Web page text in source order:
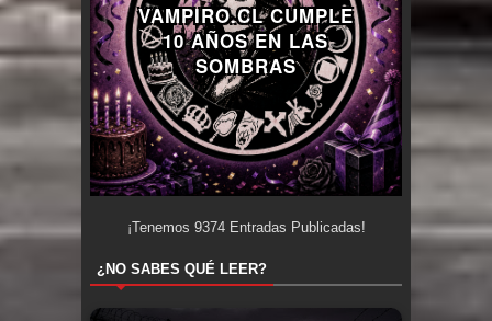
VAMPIRO.CL CUMPLE
10 AÑOS EN LAS
SOMBRAS
¡Tenemos 9374Entradas Publicadas!
¿NO SABES QUÉ LEER?